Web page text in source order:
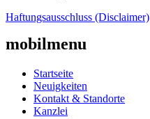
Haftungsausschluss (Disclaimer)
mobilmenu
Startseite
Neuigkeiten
Kontakt & Standorte
Kanzlei